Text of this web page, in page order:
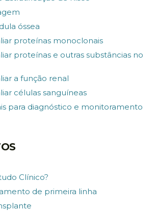
óssea
proteínas monoclonais
proteínas e outras substâncias no
a função renal
células sanguíneas
para diagnóstico e monitoramento
Clínico?
de primeira linha